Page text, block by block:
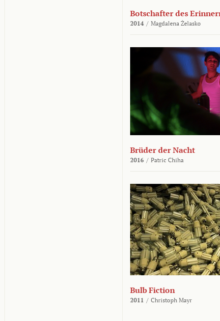
Botschafter des
2014 / Magdalena Żelasko
Brüder der Nacht
2016 / Patric Chiha
Bulb Fiction
2011 / Christoph Mayr